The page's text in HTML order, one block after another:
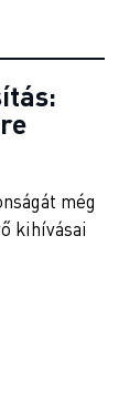
még
kihívásai